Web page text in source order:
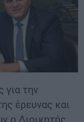
για την
έρευνας και